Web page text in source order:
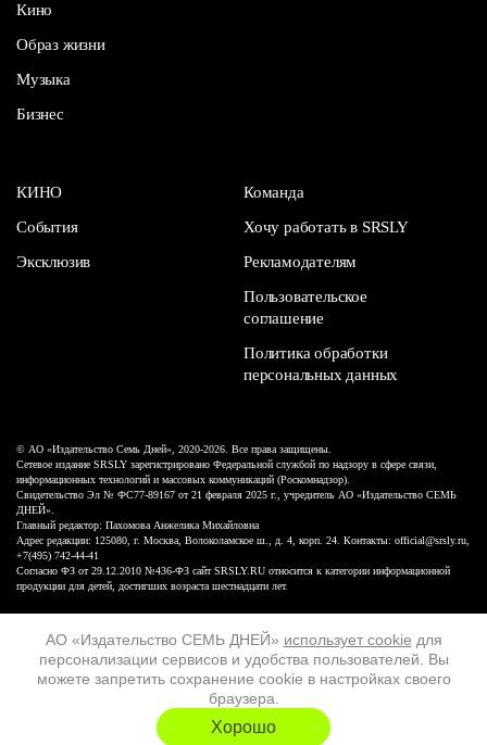
АО «Издательство СЕМЬ ДНЕЙ» использует cookie для
персонализации сервисов и удобства пользователей. Вы
можете запретить сохранение cookie в настройках своего
браузера.
Хорошо
Кино
Образ жизни
Музыка
Бизнес
КИНО
События
Эксклюзив
Команда
Хочу работать в SRSLY
Рекламодателям
Пользовательское
соглашение
Политика обработки
персональных данных
16+
© АО «Издательство Семь Дней», 2020-2026. Все права защищены.
Сетевое издание SRSLY зарегистрировано Федеральной службой по надзору в сфере связи,
информационных технологий и массовых коммуникаций (Роскомнадзор).
Свидетельство Эл № ФС77-89167 от 21 февраля 2025 г., учредитель АО «Издательство СЕМЬ
ДНЕЙ».
Главный редактор: Пахомова Анжелика Михайловна
Адрес редакции: 125080, г. Москва, Волоколамское ш., д. 4, корп. 24. Контакты: official@srsly.ru,
+7(495) 742-44-41
Согласно ФЗ от 29.12.2010 №436-ФЗ сайт SRSLY.RU относится к категории информационной
продукции для детей, достигших возраста шестнадцати лет.
ХОЧУ ЕЩЁ